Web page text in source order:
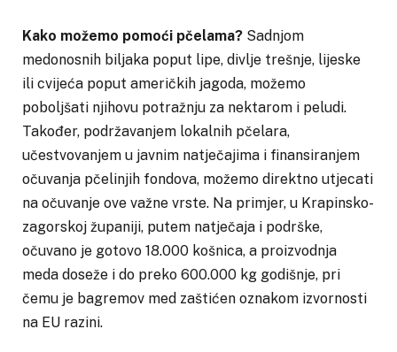
Kako možemo pomoći pčelama? Sadnjom
medonosnih biljaka poput lipe, divlje trešnje, lijeske
ili cvijeća poput američkih jagoda, možemo
poboljšati njihovu potražnju za nektarom i peludi.
Također, podržavanjem lokalnih pčelara,
učestvovanjem u javnim natječajima i finansiranjem
očuvanja pčelinjih fondova, možemo direktno utjecati
na očuvanje ove važne vrste. Na primjer, u Krapinsko-
zagorskoj županiji, putem natječaja i podrške,
očuvano je gotovo 18.000 košnica, a proizvodnja
meda doseže i do preko 600.000 kg godišnje, pri
čemu je bagremov med zaštićen oznakom izvornosti
na EU razini.